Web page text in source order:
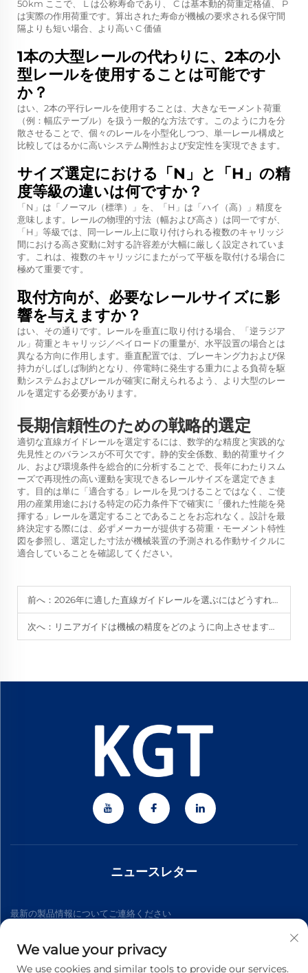
50km ここで、 L は公称寿命であり、 C は基本動的荷重定格値、 P
は実際の作用荷重です。算出された寿命が機械の要求される保守間
隔よりも短い場合、より高いC価値
1本の大型レールの代わりに、2本の小
型レールを使用することは可能です
か？
はい、2本の平行レールを使用することは、大きなモーメント荷重
（例：幅広テーブル）を扱う一般的な方法です。このように力を分
散させることで、個々のレールを小型化しつつ、単一レール構成と
比較してはるかに高いシステム剛性および安定性を実現できます。
サイズ選定における「N」と「H」の精
度等級の違いは何ですか？
「N」は「ノーマル（標準）」を、「H」は「ハイ（高）」精度を
意味します。レールの物理的寸法（幅および高さ）は同一ですが、
「H」等級では、同一レール上に取り付けられる複数のキャリッジ
間における高さ変動に対する許容差が大幅に厳しく設定されていま
す。これは、複数のキャリッジにまたがって平板を取付ける場合に
極めて重要です。
取付方向が、必要なレールサイズに影
響を与えますか？
はい、その通りです。レールを垂直に取り付ける場合、「逆ラジア
ル」荷重とキャリッジ／ペイロードの重量が、水平設置の場合とは
異なる方向に作用します。垂直配置では、ブレーキング力および保
持力がしばしば制約となり、停電時に発生する重力による負荷を駆
動システムおよびレールが確実に耐えられるよう、より大型のレー
ルを選定する必要があります。
長期信頼性のための戦略的選定
適切な直線ガイドレールを選定するには、数学的な精度と実践的な
先見性とのバランスが不可欠です。静的安全係数、動的荷重サイク
ル、および環境条件を総合的に分析することで、長年にわたりスム
ーズで再現性の高い運動を実現できるレールサイズを選定できま
す。目的は単に「適合する」レールを見つけることではなく、ご使
用の産業用途における特定の応力条件下で確実に「優れた性能を発
揮する」レールを選定することであることをお忘れなく。設計を最
終決定する際には、必ずメーカーが提供する荷重・モーメント特性
図を参照し、選定した寸法が機械装置の予測される作動サイクルに
適合していることを確認してください。
前へ： 2026年に適した直線ガイドレールを選ぶにはどうすればよいですか？
次へ： リニアガイドは機械の精度をどのように向上させますか？
ニュースレター
最新の製品情報についてご連絡ください
We value your privacy
We use cookies and similar tools to provide our services.